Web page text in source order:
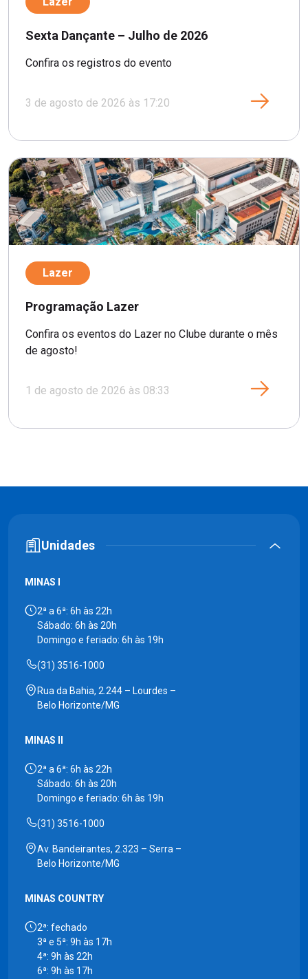
Sexta Dançante – Julho de 2026
Confira os registros do evento
3 de agosto de 2026 às 17:20
Lazer
Programação Lazer
Confira os eventos do Lazer no Clube durante o mês
de agosto!
1 de agosto de 2026 às 08:33
Unidades
MINAS I
2ª a 6ª: 6h às 22h
Sábado: 6h às 20h
Domingo e feriado: 6h às 19h
(31) 3516-1000
Rua da Bahia, 2.244 – Lourdes –
Belo Horizonte/MG
MINAS II
2ª a 6ª: 6h às 22h
Sábado: 6h às 20h
Domingo e feriado: 6h às 19h
(31) 3516-1000
Av. Bandeirantes, 2.323 – Serra –
Belo Horizonte/MG
MINAS COUNTRY
2ª: fechado
3ª e 5ª: 9h às 17h
4ª: 9h às 22h
6ª: 9h às 17h